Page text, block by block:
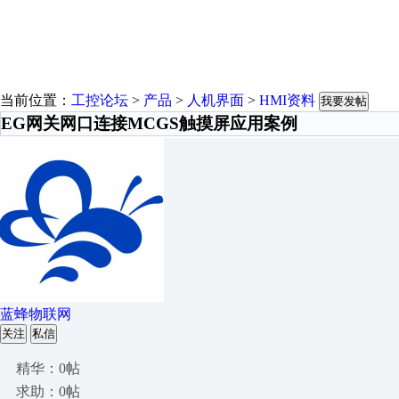
当前位置： 工控论坛 > 产品 > 人机界面 > HMI资料 我要发帖
EG网关网口连接MCGS触摸屏应用案例
蓝蜂物联网
关注 私信
精华：0帖
求助：0帖